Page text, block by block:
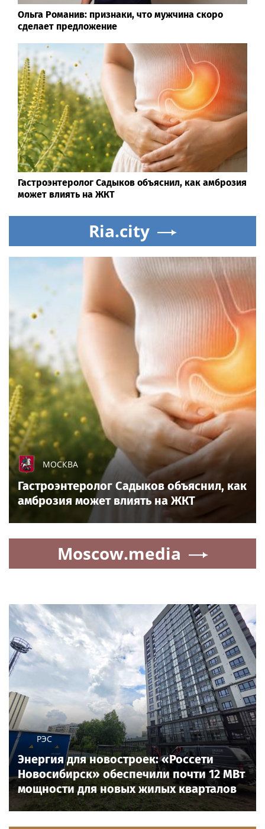
Ольга Романив: признаки, что мужчина скоро
сделает предложение
Гастроэнтеролог Садыков объяснил, как амброзия
может влиять на ЖКТ
Ria.city
МОСКВА
Гастроэнтеролог Садыков объяснил, как
амброзия может влиять на ЖКТ
Moscow.media
РЭС
Энергия для новостроек: «Россети
Новосибирск» обеспечили почти 12 МВт
мощности для новых жилых кварталов